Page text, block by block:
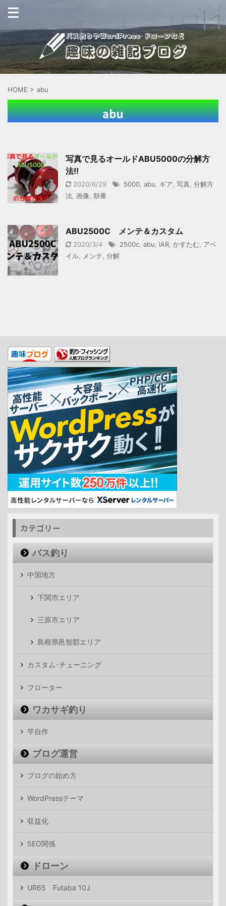
HOME > abu
abu
写真で見るオールドABU5000の分解方
法!!
2020/6/29 5000 abu ギア 写真 分解方
法 画像 順番
ABU2500C メンテ＆カスタム
2020/3/4 2500c abu IAR かすたむ
アベ
イル
メンテ 分解
カテゴリー
バス釣り
中国地方
下関市エリア
三原市エリア
島根県邑智郡エリア
カスタム･チューニング
フローター
ワカサギ釣り
竿自作
ブログ運営
ブログの始め方
WordPressテーマ
収益化
SEO関係
ドローン
UR65 Futaba 10J